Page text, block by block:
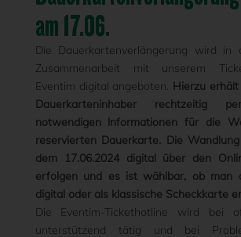
am 17.06.
Die Dauerkartenverlängerung wird in
Zusammenarbeit mit unserem
Eventim digital angeboten. Hierzu
Dauerkarteninhaber rechtzeitig
notwendigen Informationen für die
reservierten Dauerkarte. Die
dem 17.06.2024 digital über den
erfolgen und es ist wählbar, ob man
digital oder als klassische Scheckkarte
Die Eventim-Tickethotline wird bei
unterstützend tätig und bei